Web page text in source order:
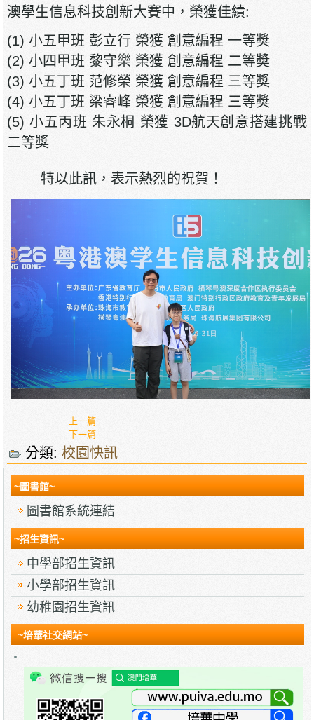
澳學生信息科技創新大賽中，榮獲佳績:
(1) 小五甲班 彭立行 榮獲 創意編程 一等獎
(2) 小四甲班 黎守樂 榮獲 創意編程 二等奬
(3) 小五丁班 范修榮 榮獲 創意編程 三等獎
(4) 小五丁班 梁睿峰 榮獲 創意編程 三等獎
(5) 小五丙班 朱永桐 榮獲 3D航天創意搭建挑戰
二等獎
特以此訊，表示熱烈的祝賀！
上一篇
下一篇
分類:校園快訊
~圖書館~
圖書館系統連結
~招生資訊~
中學部招生資訊
小學部招生資訊
幼稚園招生資訊
~培華社交網站~